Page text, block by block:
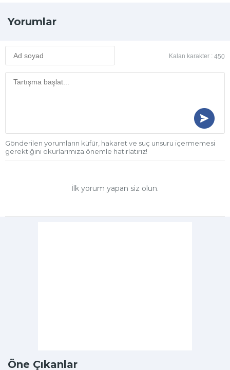
Yorumlar
Kalan karakter : 450
Gönderilen yorumların küfür, hakaret ve suç unsuru içermemesi
gerektiğini okurlarımıza önemle hatırlatırız!
İlk yorum yapan siz olun.
Öne Çıkanlar